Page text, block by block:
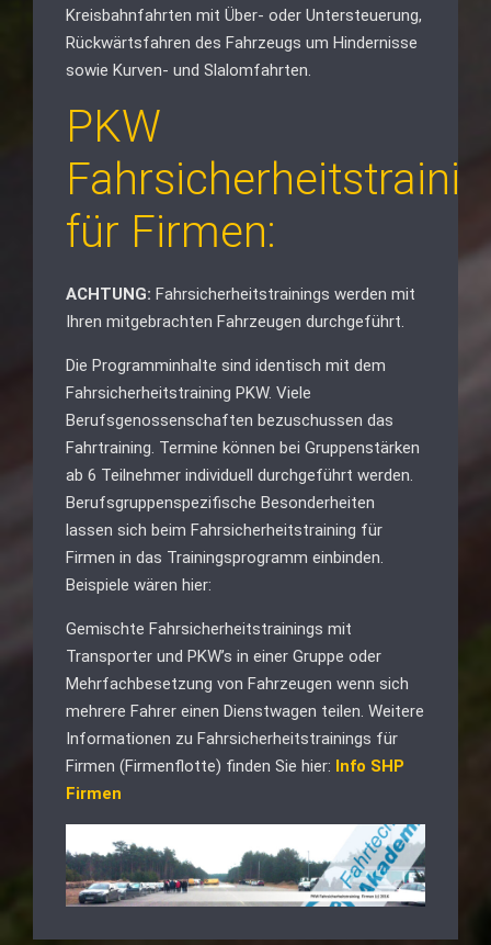
Kreisbahnfahrten mit Über- oder Untersteuerung,
Rückwärtsfahren des Fahrzeugs um Hindernisse
sowie Kurven- und Slalomfahrten.
PKW
für Firmen:
ACHTUNG: Fahrsicherheitstrainings werden mit
Ihren mitgebrachten Fahrzeugen durchgeführt.
Die Programminhalte sind identisch mit dem
Fahrsicherheitstraining PKW. Viele
Berufsgenossenschaften bezuschussen das
Fahrtraining. Termine können bei Gruppenstärken
ab 6 Teilnehmer individuell durchgeführt werden.
Berufsgruppenspezifische Besonderheiten
lassen sich beim Fahrsicherheitstraining für
Firmen in das Trainingsprogramm einbinden.
Beispiele wären hier:
Gemischte Fahrsicherheitstrainings mit
Transporter und PKW’s in einer Gruppe oder
Mehrfachbesetzung von Fahrzeugen wenn sich
mehrere Fahrer einen Dienstwagen teilen. Weitere
Informationen zu Fahrsicherheitstrainings für
Firmen (Firmenflotte) finden Sie hier: Info SHP
Firmen